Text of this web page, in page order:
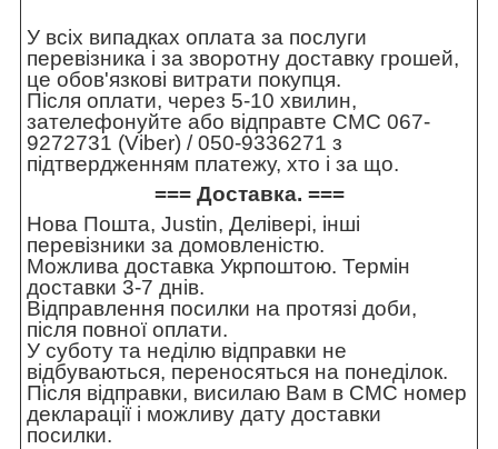
У всіх випадках оплата за послуги
перевізника і за зворотну доставку грошей,
це обов'язкові витрати покупця.
Після оплати, через 5-10 хвилин,
зателефонуйте або відправте СМС 067-
9272731 (Viber) / 050-9336271 з
підтвердженням платежу, хто і за що.
=== Доставка. ===
Нова Пошта, Justin, Делівері, інші
перевізники за домовленістю.
Можлива доставка Укрпоштою. Термін
доставки 3-7 днів.
Відправлення посилки на протязі доби,
після повної оплати.
У суботу та неділю відправки не
відбуваються, переносяться на понеділок.
Після відправки, висилаю Вам в СМС номер
декларації і можливу дату доставки
посилки.